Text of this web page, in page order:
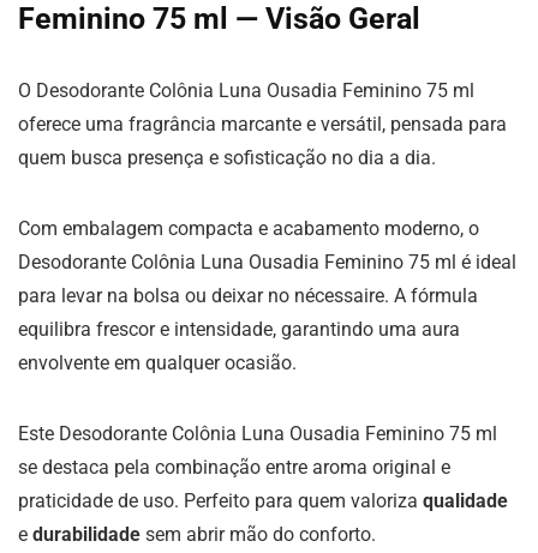
Feminino 75 ml — Visão Geral
O Desodorante Colônia Luna Ousadia Feminino 75 ml
oferece uma fragrância marcante e versátil, pensada para
quem busca presença e sofisticação no dia a dia.
Com embalagem compacta e acabamento moderno, o
Desodorante Colônia Luna Ousadia Feminino 75 ml é ideal
para levar na bolsa ou deixar no nécessaire. A fórmula
equilibra frescor e intensidade, garantindo uma aura
envolvente em qualquer ocasião.
Este Desodorante Colônia Luna Ousadia Feminino 75 ml
se destaca pela combinação entre aroma original e
praticidade de uso. Perfeito para quem valoriza qualidade
e durabilidade sem abrir mão do conforto.